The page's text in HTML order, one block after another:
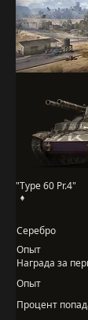
"Type 60 Pr.4"
Серебро
Опыт
Награда за
Опыт
Процент